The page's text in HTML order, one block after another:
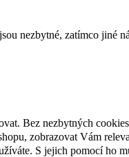
nezbytné, zatímco jiné
Bez nezbytných
zobrazovat Vám
S jejich pomocí ho